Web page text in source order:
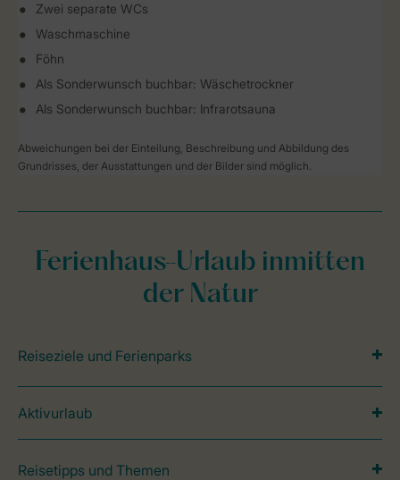
Zwei separate WCs
Waschmaschine
Föhn
Als Sonderwunsch buchbar: Wäschetrockner
Als Sonderwunsch buchbar: Infrarotsauna
Abweichungen bei der Einteilung, Beschreibung und Abbildung des
Grundrisses, der Ausstattungen und der Bilder sind möglich.
Ferienhaus-Urlaub inmitten
der Natur
Reiseziele und Ferienparks
Aktivurlaub
Reisetipps und Themen